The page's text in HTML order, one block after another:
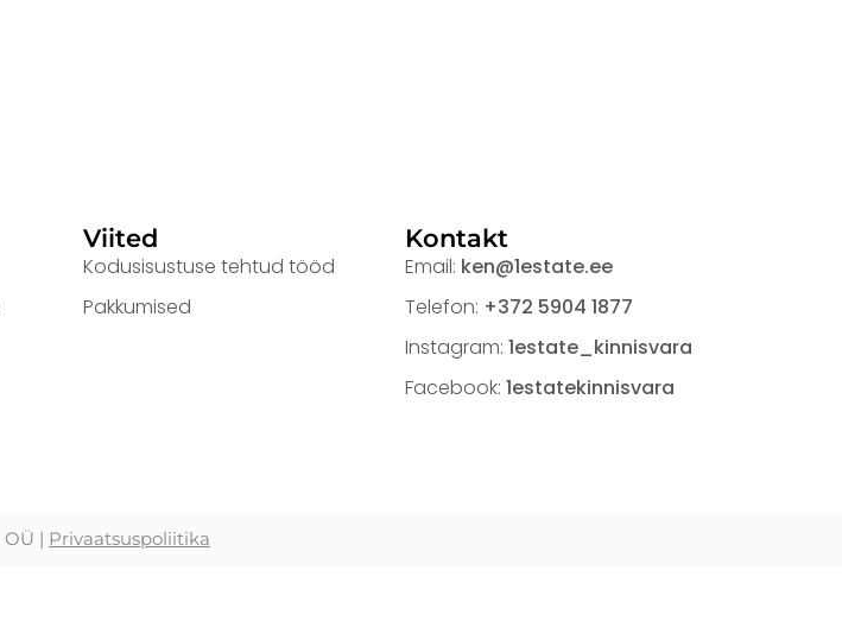
Viited
Kodusisustuse tehtud tööd
Pakkumised
Kontakt
Email: ken@1estate.ee
Telefon: +372 5904 1877
Instagram: 1estate_kinnisvara
Facebook: 1estatekinnisvara
OÜ | Privaatsuspoliitika